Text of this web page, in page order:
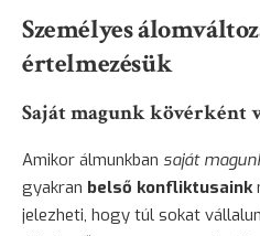
Személyes
értelmezésük
Saját magunk kövérként
Amikor álmunkban saját
gyakran belső konfliktusaink
jelezheti, hogy túl sokat